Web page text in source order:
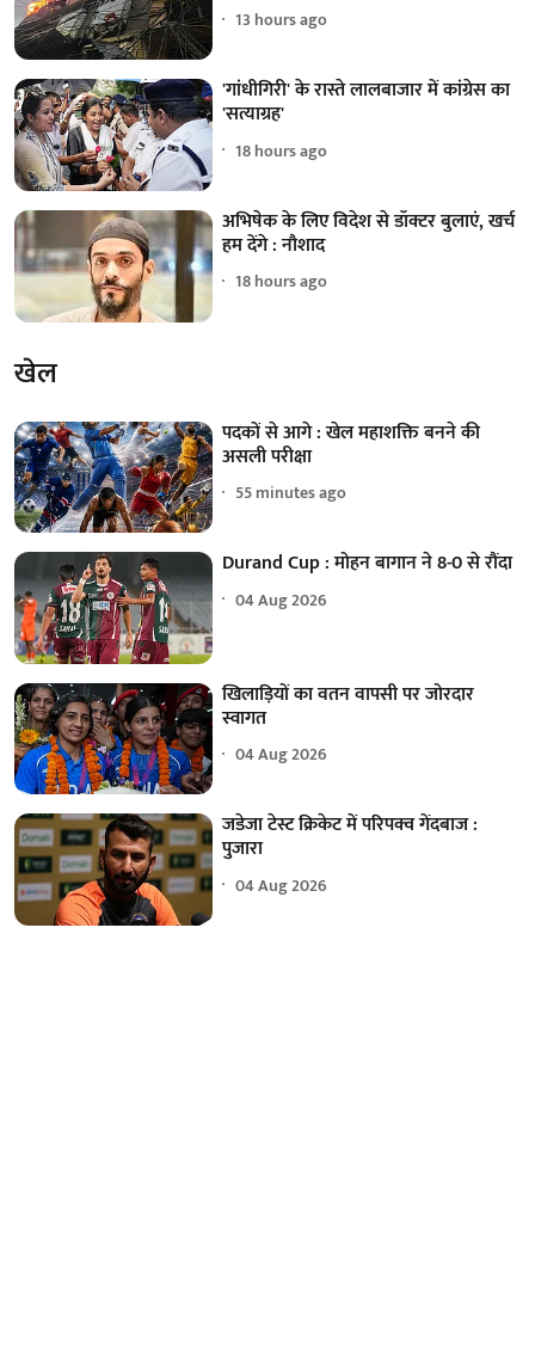
13 hours ago
'गांधीगिरी' के रास्ते लालबाजार में कांग्रेस का
'सत्याग्रह'
18 hours ago
अभिषेक के लिए विदेश से डॉक्टर बुलाएं, खर्च
हम देंगे : नौशाद
18 hours ago
खेल
पदकों से आगे : खेल महाशक्ति बनने की
असली परीक्षा
55 minutes ago
Durand Cup : मोहन बागान ने 8-0 से रौंदा
04 Aug 2026
खिलाड़ियों का वतन वापसी पर जोरदार
स्वागत
04 Aug 2026
जडेजा टेस्ट क्रिकेट में परिपक्व गेंदबाज :
पुजारा
04 Aug 2026